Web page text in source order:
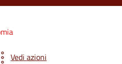
Vedi azioni